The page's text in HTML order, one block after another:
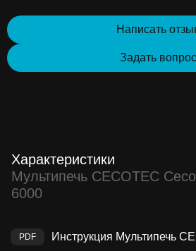
Написать
Задать вопрос
Характеристики
Мультипечь CECOTEC
6000